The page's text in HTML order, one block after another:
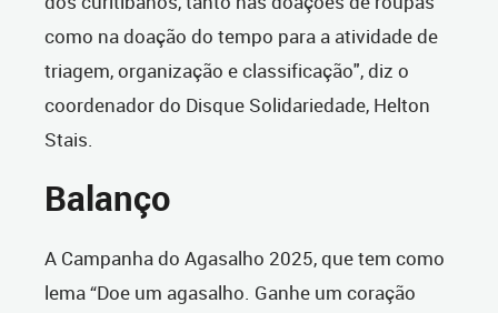
como na doação do tempo para a atividade de
triagem, organização e classificação", diz o
coordenador do Disque Solidariedade, Helton
Stais.
Balanço
A Campanha do Agasalho 2025, que tem como
lema “Doe um agasalho. Ganhe um coração